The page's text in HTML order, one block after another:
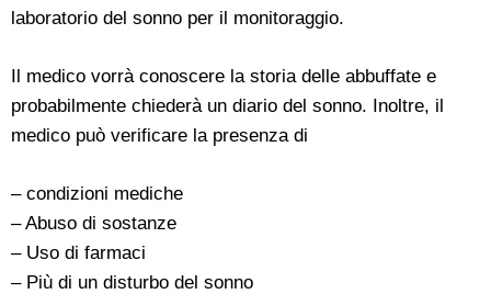
laboratorio del sonno per il monitoraggio.
Il medico vorrà conoscere la storia delle abbuffate e
probabilmente chiederà un diario del sonno. Inoltre, il
medico può verificare la presenza di
– condizioni mediche
– Abuso di sostanze
– Uso di farmaci
– Più di un disturbo del sonno